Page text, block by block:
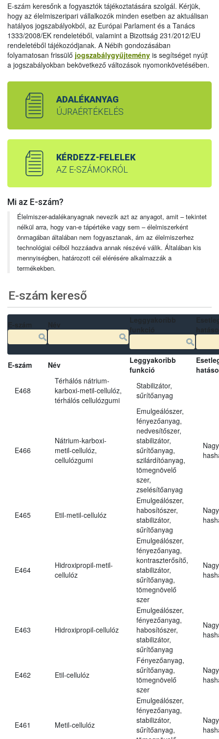
E-szám keresőnk a fogyasztók tájékoztatására szolgál. Kérjük,
hogy az élelmiszeripari vállalkozók minden esetben az aktuálisan
hatályos jogszabályokból, az Európai Parlament és a Tanács
1333/2008/EK rendeletéből, valamint a Bizottság 231/2012/EU
rendeletéből tájékozódjanak. A Nébih gondozásában
folyamatosan frissülő jogszabálygyűjtemény is segítséget nyújt
a jogszabályokban bekövetkező változások nyomonkövetésében.
ADALÉKANYAG
ÚJRAÉRTÉKELÉS
KÉRDEZZ-FELELEK
AZ E-SZÁMOKRÓL
Mi az E-szám?
Élelmiszer-adalékanyagnak nevezik azt az anyagot, amit – tekintet
nélkül arra, hogy van-e tápértéke vagy sem – élelmiszerként
önmagában általában nem fogyasztanak, ám az élelmiszerhez
technológiai célból hozzáadva annak részévé válik. Általában kis
mennyiségben, határozott cél elérésére alkalmazzák a
termékekben.
E-szám kereső
E-szám Név
Leggyakoribb
funkció
E468
Térhálós nátrium-
karboxi-metil-cellulóz,
térhálós cellulózgumi
Stabilizátor,
sűrítőanyag
E466
Nátrium-karboxi-
metil-cellulóz,
cellulózgumi
Emulgeálószer,
fényezőanyag,
nedvesítőszer,
stabilizátor,
sűrítőanyag,
szilárdítóanyag,
tömegnövelő
szer,
zselésítőanyag
E465 Etil-metil-cellulóz
Emulgeálószer,
habosítószer,
stabilizátor,
sűrítőanyag
E464
Hidroxipropil-metil-
cellulóz
Emulgeálószer,
fényezőanyag,
kontraszterősítő,
stabilizátor,
sűrítőanyag,
tömegnövelő
szer
E463 Hidroxipropil-cellulóz
Emulgeálószer,
fényezőanyag,
habosítószer,
stabilizátor,
sűrítőanyag
E462 Etil-cellulóz
Fényezőanyag,
sűrítőanyag,
tömegnövelő
szer
E461 Metil-cellulóz
Emulgeálószer,
fényezőanyag,
stabilizátor,
sűrítőanyag,